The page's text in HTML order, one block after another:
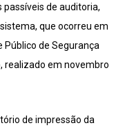
de auditoria,
que ocorreu em
Público de Segurança
realizado em novembro
de impressão da